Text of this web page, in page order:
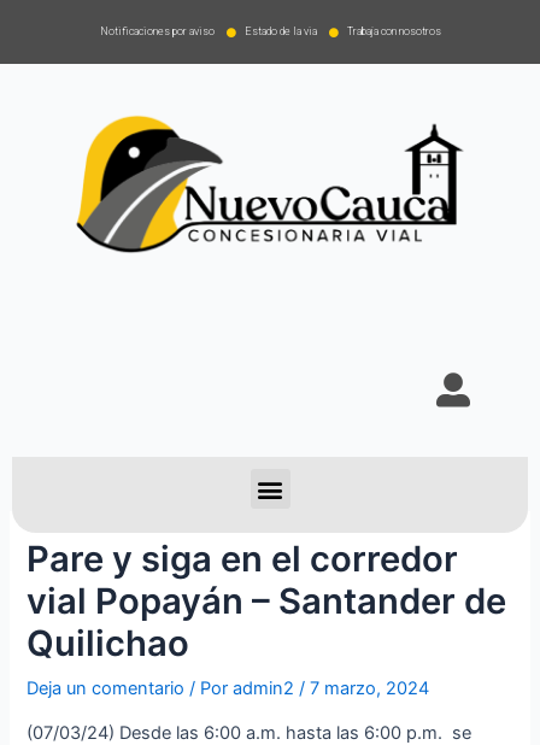
Notificaciones por aviso Estado de la via Trabaja con nosotros
Pare y siga en el corredor
vial Popayán – Santander de
Quilichao
Deja un comentario / Poradmin2 /7 marzo, 2024
(07/03/24) Desde las 6:00 a.m. hasta las 6:00 p.m. se